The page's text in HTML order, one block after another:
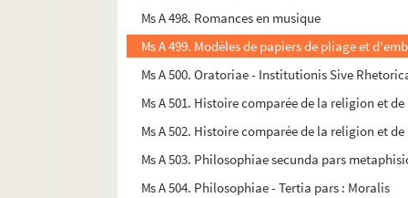
Ms A 498. Romances en musique
Ms A 499. Modèles de papiers de pliage et
Ms A 500. Oratoriae - Institutionis Sive
Ms A 501. Histoire comparée de la religion et
Ms A 502. Histoire comparée de la religion et
Ms A 503. Philosophiae secunda pars
Ms A 504. Philosophiae - Tertia pars : Moralis